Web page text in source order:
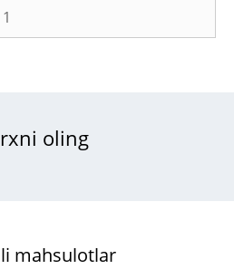
1
oling
mahsulotlar